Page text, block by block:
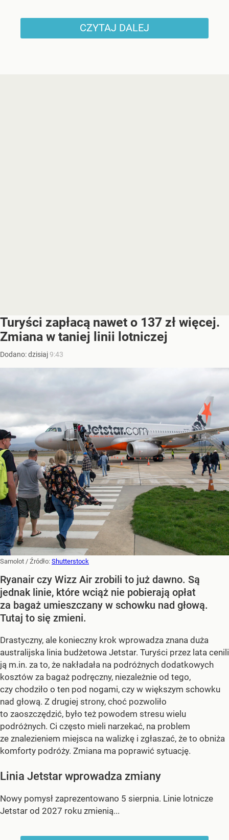
CZYTAJ DALEJ
Turyści zapłacą nawet o 137 zł więcej.
Zmiana w taniej linii lotniczej
Dodano:dzisiaj9:43
Samolot / Źródło: Shutterstock
Ryanair czy Wizz Air zrobili to już dawno. Są
jednak linie, które wciąż nie pobierają opłat
za bagaż umieszczany w schowku nad głową.
Tutaj to się zmieni.
Drastyczny, ale konieczny krok wprowadza znana duża
australijska linia budżetowa Jetstar. Turyści przez lata cenili
ją m.in. za to, że nakładała na podróżnych dodatkowych
kosztów za bagaż podręczny, niezależnie od tego,
czy chodziło o ten pod nogami, czy w większym schowku
nad głową. Z drugiej strony, choć pozwoliło
to zaoszczędzić, było też powodem stresu wielu
podróżnych. Ci często mieli narzekać, na problem
ze znalezieniem miejsca na walizkę i zgłaszać, że to obniża
komforty podróży. Zmiana ma poprawić sytuację.
Linia Jetstar wprowadza zmiany
Nowy pomysł zaprezentowano 5 sierpnia. Linie lotnicze
Jetstar od 2027 roku zmienią...